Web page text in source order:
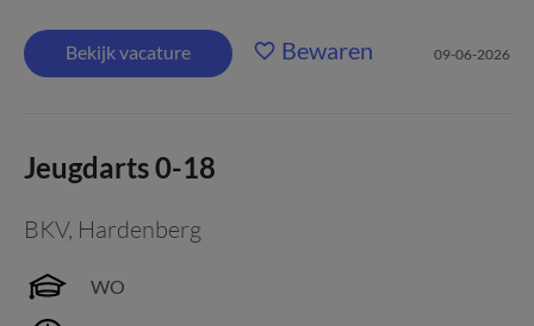
Bekijk vacature Bewaren 09-06-2026
Jeugdarts 0-18
BKV, Hardenberg
WO